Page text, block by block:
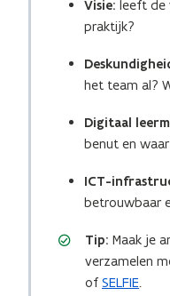
Visie: leeft de
praktijk?
het team al?
Digitaal
benut en
ICT-
betrouwbaar
Tip: Maak je
verzamelen
ofSELFIE.